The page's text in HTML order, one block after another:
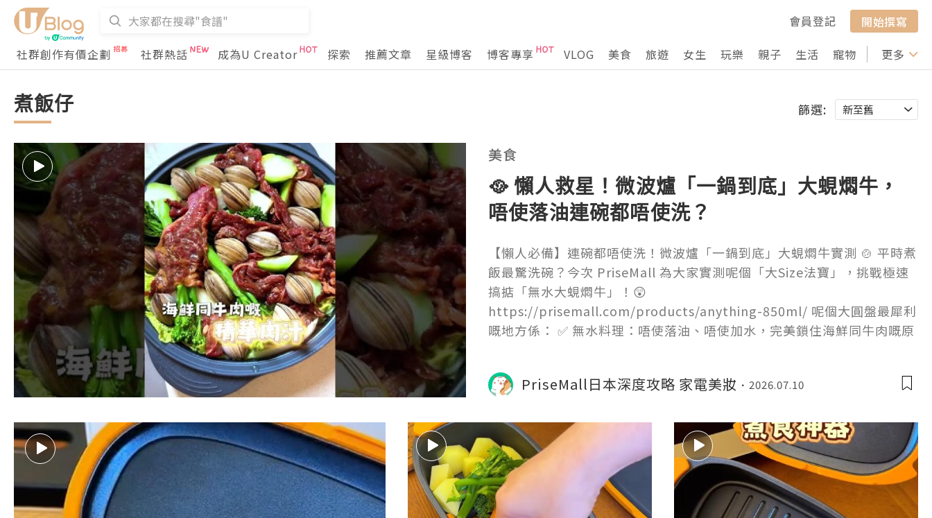
會員登記
開始撰寫
社群創作有價企劃
社群熱話 成為U Creator 探索 推薦文章 星級博客 博客專享 VLOG 美食 旅遊 女生 玩樂 親子 生活 寵物 行山 打卡
更多
煮飯仔 篩選:
美食
🥘 懶人救星！微波爐「一鍋到底」大蜆燜牛，
唔使落油連碗都唔使洗？
【懶人必備】連碗都唔使洗！微波爐「一鍋到底」大蜆燜牛實測 🍲 平時煮
飯最驚洗碗？今次 PriseMall 為大家實測呢個「大Size法寶」，挑戰極速
搞掂「無水大蜆燜牛」！😲
https://prisemall.com/products/anything-850ml/ 呢個大圓盤最犀利
嘅地方係： ✅ 無水料理：唔使落油、唔使加水，完美鎖住海鮮同牛肉嘅原
PriseMall日本深度攻略 家電美妝 2026.07.10